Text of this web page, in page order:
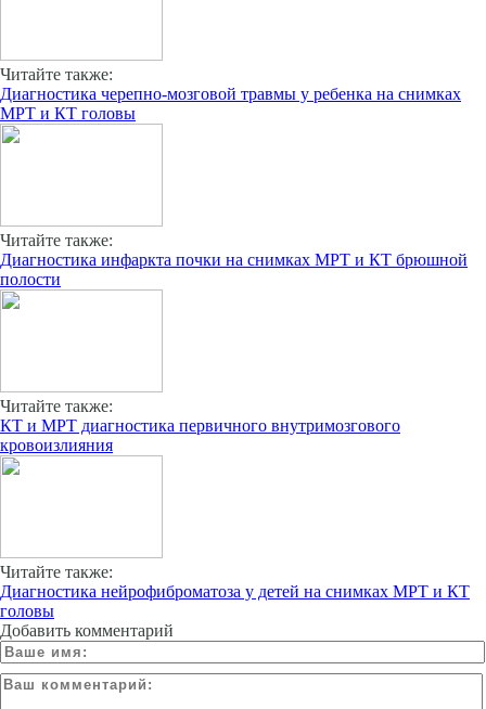
Читайте также:
Диагностика черепно-мозговой травмы у ребенка на снимках
МРТ и КТ головы
Читайте также:
Диагностика инфаркта почки на снимках МРТ и КТ брюшной
полости
Читайте также:
КТ и МРТ диагностика первичного внутримозгового
кровоизлияния
Читайте также:
Диагностика нейрофиброматоза у детей на снимках МРТ и КТ
головы
Добавить комментарий